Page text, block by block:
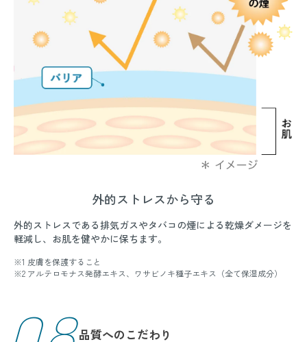
外的ストレスから守る
外的ストレスである排気ガスやタバコの煙による乾燥ダメージを
軽減し、お肌を健やかに保ちます。
※1 皮膚を保護すること
※2 アルテロモナス発酵エキス、ワサビノキ種子エキス（全て保湿成分）
品質へのこだわり